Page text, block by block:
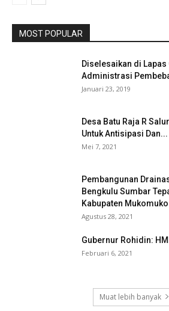
MOST POPULAR
Diselesaikan di
Administrasi
Januari 23, 2019
Desa Batu Raja R
Untuk Antisipasi Dan...
Mei 7, 2021
Pembangunan
Bengkulu Sumbar
Kabupaten
Agustus 28, 2021
Gubernur Rohidin:
Februari 6, 2021
Muat lebih banyak